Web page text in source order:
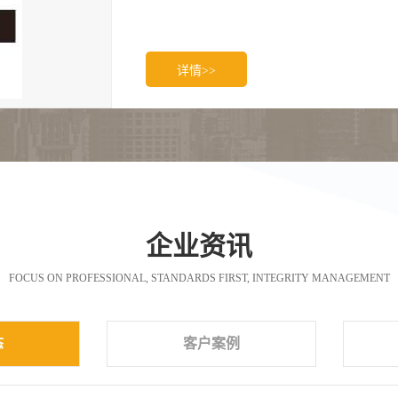
详情>>
企业资讯
FOCUS ON PROFESSIONAL, STANDARDS FIRST, INTEGRITY MANAGEMENT
客户案例